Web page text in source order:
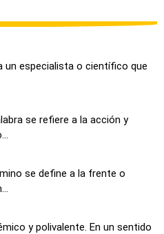
un especialista o científico que
se refiere a la acción y
se define a la frente o
y polivalente. En un sentido